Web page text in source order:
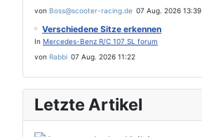
von Boss@scooter-racing.de 07 Aug. 2026 13:39
Verschiedene Sitze erkennen
In Mercedes-Benz R/C 107 SL forum
von Rabbi 07 Aug. 2026 11:22
Letzte Artikel